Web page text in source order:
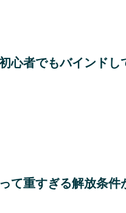
心者でもバインドし
て重すぎる解放条